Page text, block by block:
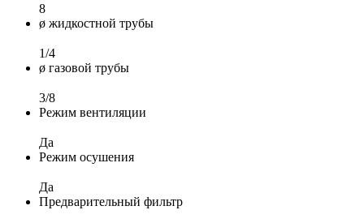
8
ø жидкостной трубы
1/4
ø газовой трубы
3/8
Режим вентиляции
Да
Режим осушения
Да
Предварительный фильтр